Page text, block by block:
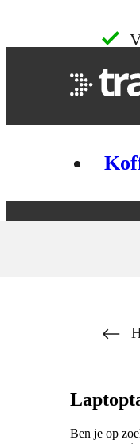
Ben je op